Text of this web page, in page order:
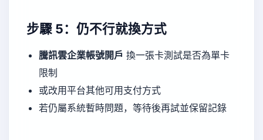
步驟 5：仍不行就換方式
騰訊雲企業帳號開戶 換一張卡測試是否為單卡
限制
或改用平台其他可用支付方式
若仍屬系統暫時問題，等待後再試並保留記錄